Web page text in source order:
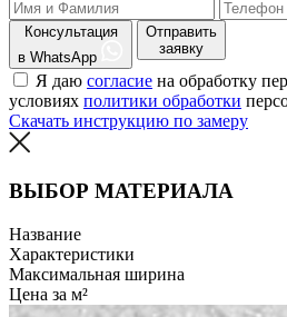
Консультация
в WhatsApp
Отправить
заявку
Я даю согласие на обработку
условиях политики обработки
Скачать инструкцию по замеру
ВЫБОР МАТЕРИАЛА
Название
Характеристики
Максимальная ширина
Цена за м²